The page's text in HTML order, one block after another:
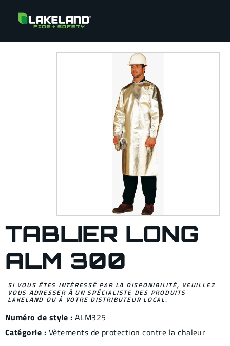
TABLIER LONG
ALM 300
SI VOUS ÊTES INTÉRESSÉ PAR LA DISPONIBILITÉ, VEUILLEZ
VOUS ADRESSER À UN SPÉCIALISTE DES PRODUITS
LAKELAND OU À VOTRE DISTRIBUTEUR LOCAL.
Numéro de style : ALM325
Catégorie : Vêtements de protection contre la chaleur